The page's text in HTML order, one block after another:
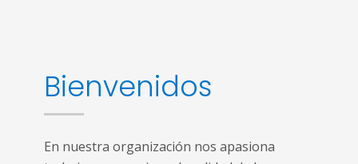
Bienvenidos
En nuestra organización nos apasiona